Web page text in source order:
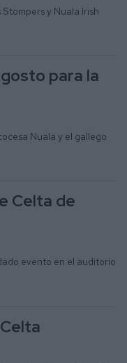
y Nuala Irish
para la
Nuala y el gallego
Celta de
evento en el auditorio